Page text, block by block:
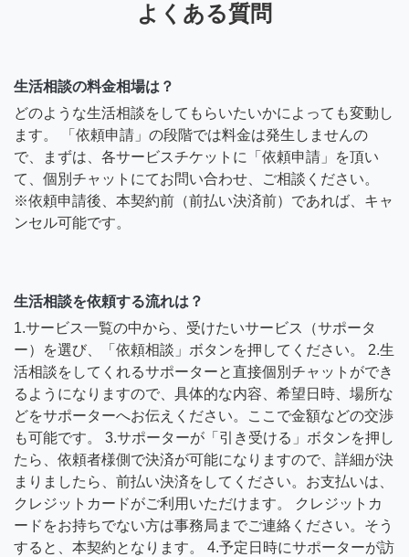
よくある質問
生活相談の料金相場は？
どのような生活相談をしてもらいたいかによっても変動し
ます。 「依頼申請」の段階では料金は発生しませんの
で、まずは、各サービスチケットに「依頼申請」を頂い
て、個別チャットにてお問い合わせ、ご相談ください。
※依頼申請後、本契約前（前払い決済前）であれば、キャ
ンセル可能です。
生活相談を依頼する流れは？
1.サービス一覧の中から、受けたいサービス（サポータ
ー）を選び、「依頼相談」ボタンを押してください。 2.生
活相談をしてくれるサポーターと直接個別チャットができ
るようになりますので、具体的な内容、希望日時、場所な
どをサポーターへお伝えください。ここで金額などの交渉
も可能です。 3.サポーターが「引き受ける」ボタンを押し
たら、依頼者様側で決済が可能になりますので、詳細が決
まりましたら、前払い決済をしてください。お支払いは、
クレジットカードがご利用いただけます。 クレジットカ
ードをお持ちでない方は事務局までご連絡ください。そう
すると、本契約となります。 4.予定日時にサポーターが訪